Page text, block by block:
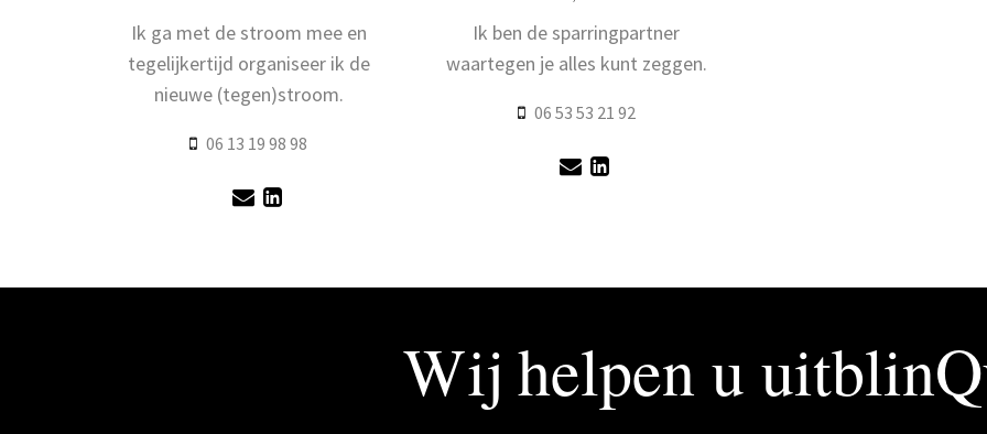
Ik ga met de stroom mee en
tegelijkertijd organiseer ik de
nieuwe (tegen)stroom.
06 13 19 98 98
Ik ben de sparringpartner
waartegen je alles kunt zeggen.
06 53 53 21 92
Wij helpen u